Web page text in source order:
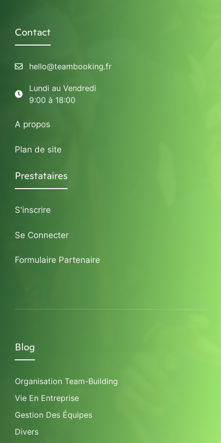
Contact
hello@teambooking.fr
Lundi au Vendredi
9:00 à 18:00
A propos
Plan de site
Prestataires
S'inscrire
Se Connecter
Formulaire Partenaire
Blog
Organisation Team-Building
Vie En Entreprise
Gestion Des Équipes
Divers